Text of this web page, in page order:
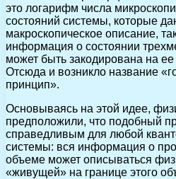
это логарифм числа
состояний системы, которые
макроскопическое описание,
информация о состоянии
может быть закодирована на
Отсюда и возникло название
принцип».
Основываясь на этой идее,
предположили, что подобный
справедливым для любой
системы: вся информация о
объеме может описываться
«живущей» на границе этого